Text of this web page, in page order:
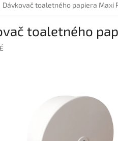
Dávkovač toaletného papiera Maxi
toaletného